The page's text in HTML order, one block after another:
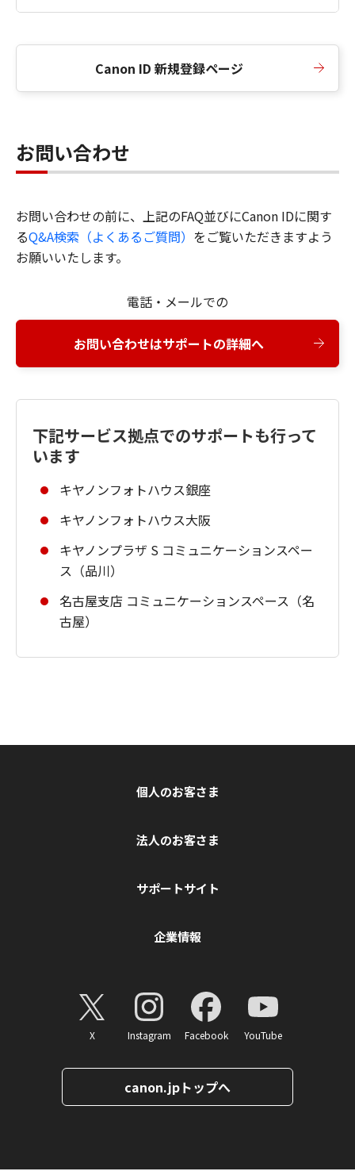
Canon ID 新規登録ページ
お問い合わせ
お問い合わせの前に、上記のFAQ並びにCanon IDに関す
るQ&A検索（よくあるご質問） をご覧いただきますよう
お願いいたします。
電話・メールでの
お問い合わせはサポートの詳細へ
下記サービス拠点でのサポートも行って
います
キヤノンフォトハウス銀座
キヤノンフォトハウス大阪
キヤノンプラザ S コミュニケーションスペー
ス（品川）
名古屋支店 コミュニケーションスペース（名
古屋）
個人のお客さま
法人のお客さま
サポートサイト
企業情報
X Instagram Facebook YouTube
canon.jpトップへ